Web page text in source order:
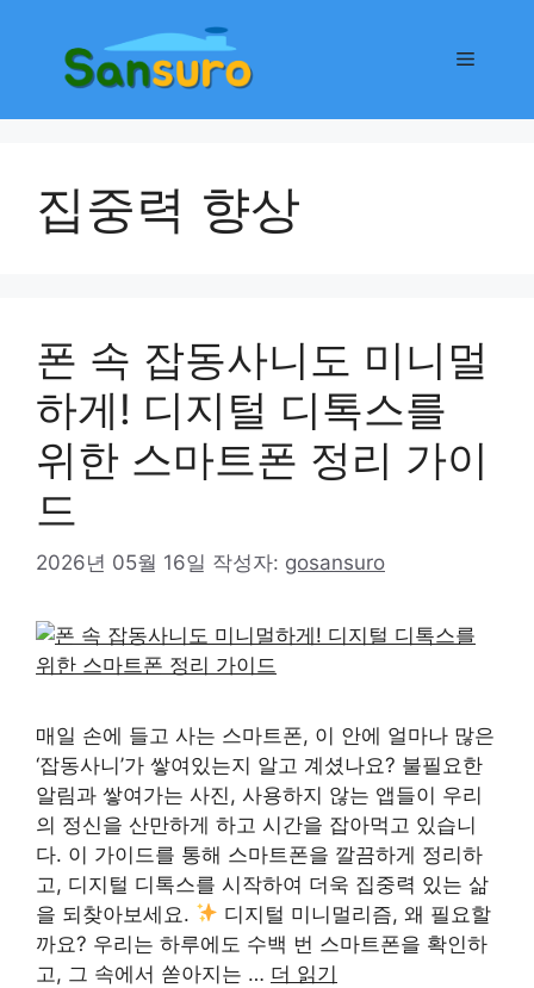
메
집중력 향상
폰 속 잡동사니도 미니멀
하게! 디지털 디톡스를
위한 스마트폰 정리 가이
드
2026년 05월 16일 작성자: gosansuro
매일 손에 들고 사는 스마트폰, 이 안에 얼마나 많은
‘잡동사니’가 쌓여있는지 알고 계셨나요? 불필요한
알림과 쌓여가는 사진, 사용하지 않는 앱들이 우리
의 정신을 산만하게 하고 시간을 잡아먹고 있습니
다. 이 가이드를 통해 스마트폰을 깔끔하게 정리하
고, 디지털 디톡스를 시작하여 더욱 집중력 있는 삶
을 되찾아보세요.
디지털 미니멀리즘, 왜 필요할
까요? 우리는 하루에도 수백 번 스마트폰을 확인하
고, 그 속에서 쏟아지는 … 더 읽기